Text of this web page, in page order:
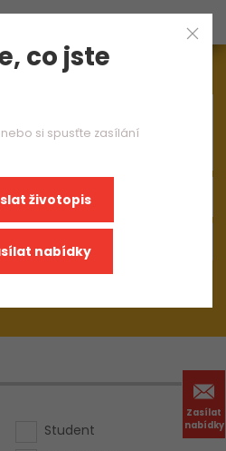
Zasílat
nabídky
práce
Student
co jste
si spusťte zasílání
životopis
nabídky